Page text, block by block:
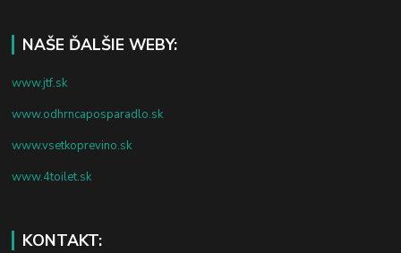
NAŠE ĎALŠIE WEBY:
www.jtf.sk
www.odhrncaposparadlo.sk
www.vsetkoprevino.sk
www.4toilet.sk
KONTAKT: